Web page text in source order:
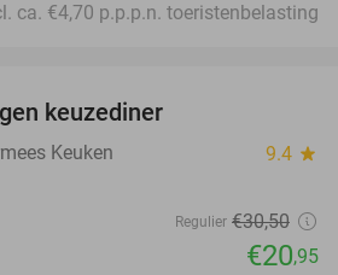
ca. €4,70 p.p.p.n. toeristenbelasting
keuzediner
Keuken 9.4 star
Regulier €30,50
€20,95